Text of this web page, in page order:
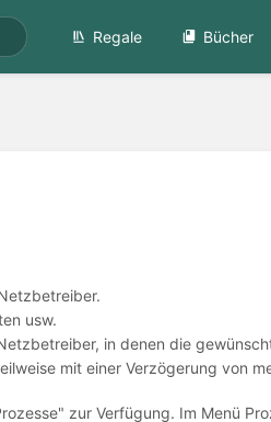
Regale Bücher
usw.
in denen die
mit einer Verzögerung von
zur Verfügung. Im Menü